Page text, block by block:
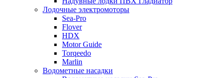
Лодочные электромоторы
Sea-Pro
Flover
HDX
Motor Guide
Torqeedo
Marlin
Водометные насадки